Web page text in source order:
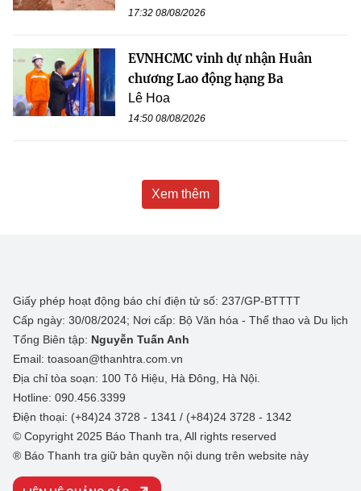
17:32 08/08/2026
EVNHCMC vinh dự nhận Huân
chương Lao động hạng Ba
Lê Hoa
14:50 08/08/2026
Xem thêm
Giấy phép hoạt động báo chí điện tử số: 237/GP-BTTTT
Cấp ngày: 30/08/2024; Nơi cấp: Bộ Văn hóa - Thể thao và Du lịch
Tổng Biên tập: Nguyễn Tuấn Anh
Email: toasoan@thanhtra.com.vn
Địa chỉ tòa soạn: 100 Tô Hiệu, Hà Đông, Hà Nội.
Hotline: 090.456.3399
Điện thoại: (+84)24 3728 - 1341 / (+84)24 3728 - 1342
© Copyright 2025 Báo Thanh tra, All rights reserved
® Báo Thanh tra giữ bản quyền nội dung trên website này